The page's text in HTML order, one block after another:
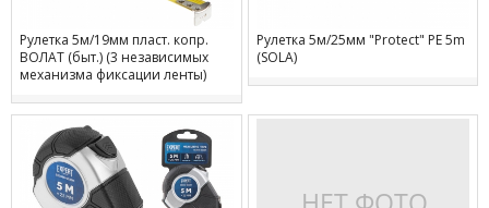
Рулетка 5м/19мм пласт. копр.
ВОЛАТ (быт.) (3 независимых
механизма фиксации ленты)
Рулетка 5м/25мм "Protect" PE 5m
(SOLA)